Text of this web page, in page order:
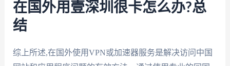
在国外用壹深圳很卡怎么办?总
结
综上所述,在国外使用VPN或加速器服务是解决访问中国